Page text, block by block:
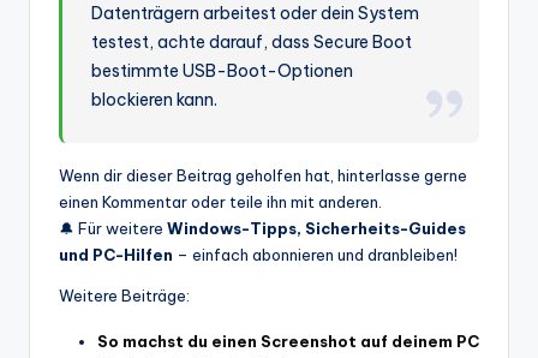
Datenträgern arbeitest oder dein System
testest, achte darauf, dass Secure Boot
bestimmte USB-Boot-Optionen
blockieren kann.
Wenn dir dieser Beitrag geholfen hat, hinterlasse gerne
einen Kommentar oder teile ihn mit anderen.
🔔 Für weitere Windows-Tipps, Sicherheits-Guides
und PC-Hilfen – einfach abonnieren und dranbleiben!
Weitere Beiträge:
So machst du einen Screenshot auf deinem PC